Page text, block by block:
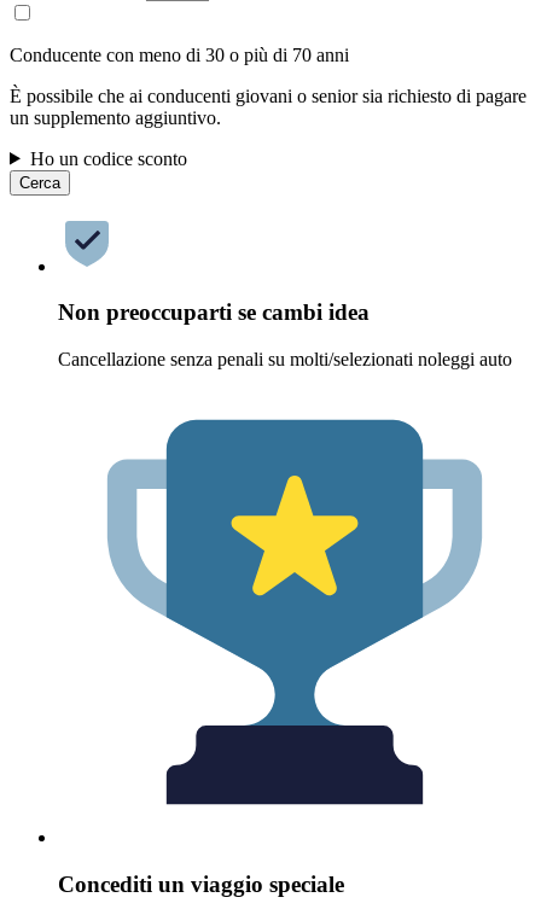
Conducente con meno di 30 o più di 70 anni
È possibile che ai conducenti giovani o senior sia richiesto di pagare
un supplemento aggiuntivo.
Ho un codice sconto
Cerca
Non preoccuparti se cambi idea
Cancellazione senza penali su molti/selezionati noleggi auto
Concediti un viaggio speciale